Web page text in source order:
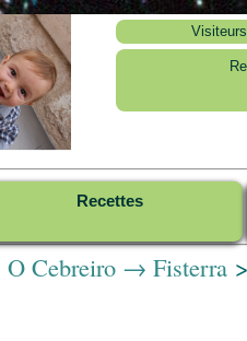
Recettes
O Cebreiro → Fisterra >